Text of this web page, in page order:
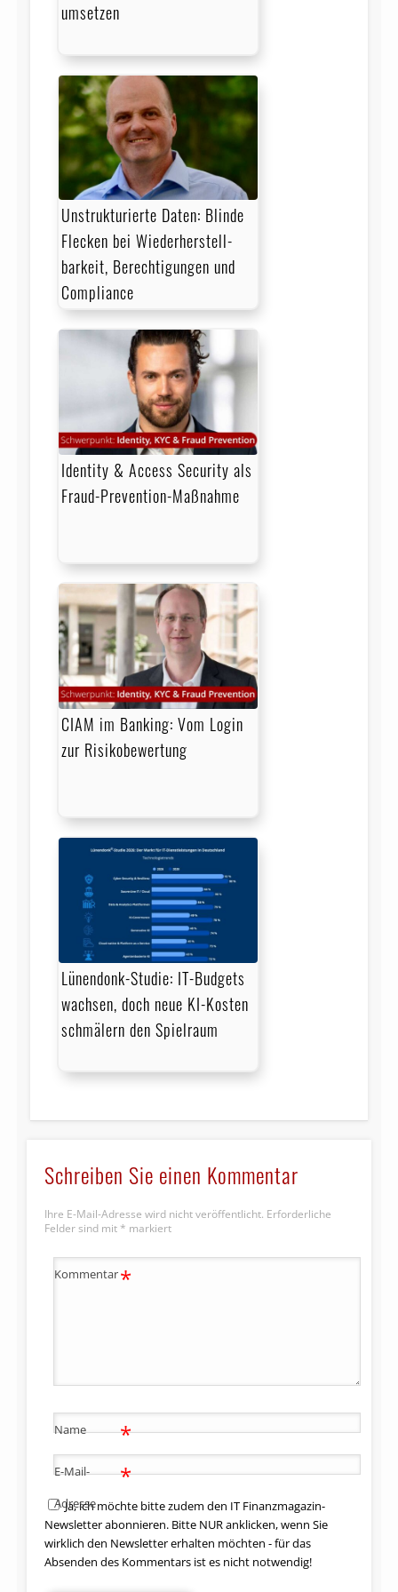
umsetzen
Unstrukturierte Daten: Blinde
Flecken bei Wieder­herstell­
barkeit, Berechtigungen und
Compliance
Identity & Access Security als
Fraud-Prevention-Maßnahme
CIAM im Banking: Vom Login
zur Risikobewertung
Lünendonk-Studie: IT-Budgets
wachsen, doch neue KI-Kosten
schmälern den Spielraum
Schreiben Sie einen Kommentar
Ihre E-Mail-Adresse wird nicht veröffentlicht. Erforderliche
Felder sind mit * markiert
Kommentar*
Name *
E-Mail-
Adresse
*
Ja, ich möchte bitte zudem den IT Finanzmagazin-
Newsletter abonnieren. Bitte NUR anklicken, wenn Sie
wirklich den Newsletter erhalten möchten - für das
Absenden des Kommentars ist es nicht notwendig!